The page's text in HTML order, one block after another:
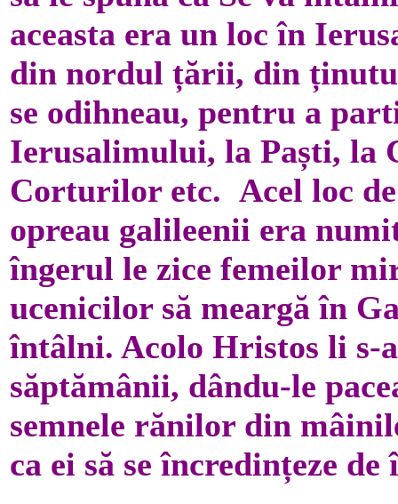
aceasta era un loc în
din nordul țării, din
se odihneau, pentru a
Ierusalimului, la Paști, la
Corturilor etc. Acel loc
opreau galileenii era
îngerul le zice femeilor
ucenicilor să meargă în
întâlni. Acolo Hristos li s-
săptămânii, dându-le
semnele rănilor din
ca ei să se încredințeze